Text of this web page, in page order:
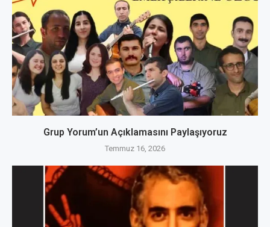
Grup Yorum’un Açıklamasını Paylaşıyoruz
Temmuz 16, 2026